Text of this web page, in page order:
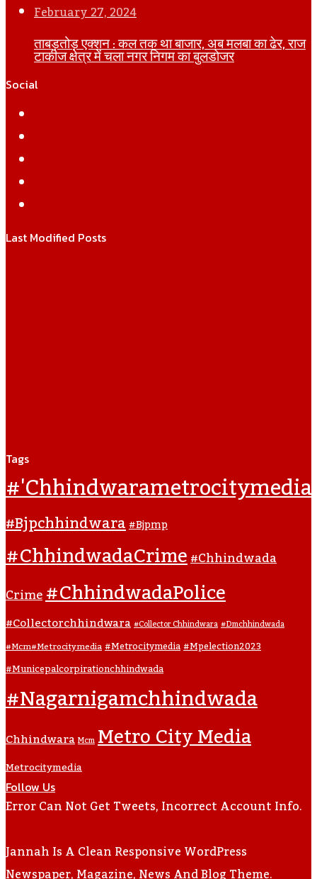
February 27, 2024
ताबड़तोड़ एक्शन : कल तक था बाजार, अब मलबा का ढेर, राज
टाकीज क्षेत्र में चला नगर निगम का बुलडोजर
Social
Last Modified Posts
Tags
#'chhindwarametrocitymedia
#bjpchhindwara#bjpmp
#ChhindwadaCrime#Chhindwada
Crime#ChhindwadaPolice
#collectorchhindwara#collector Chhindwara#dmchhindwada
#mcm#metrocitymedia#metrocitymedia#mpelection2023
#municepalcorpirationchhindwada
#nagarnigamchhindwada
ChhindwaraMcmMetro City Media
Metrocitymedia
Follow Us
Error Can Not Get Tweets, Incorrect Account Info.
Jannah Is A Clean Responsive WordPress